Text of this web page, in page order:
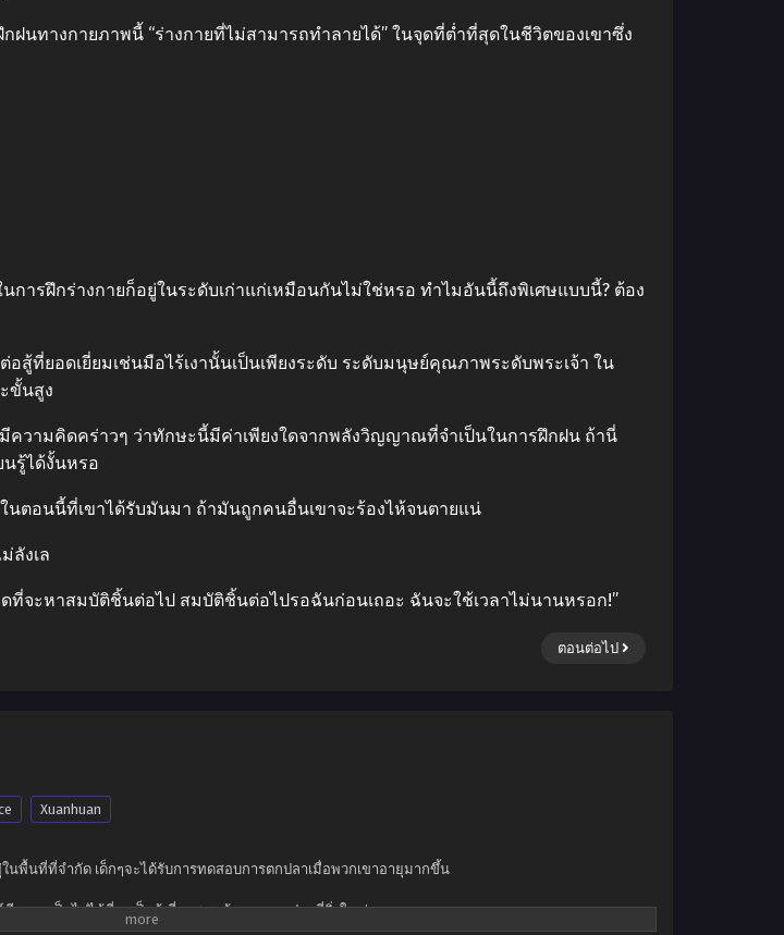
ฝนทางกายภาพนี้ “ร่างกายที่ไม่สามารถทำลายได้” ในจุดที่ต่ำที่สุดในชีวิตของเขาซึ่ง
การฝึกร่างกายก็อยู่ในระดับเก่าแก่เหมือนกันไม่ใช่หรอ ทำไมอันนี้ถึงพิเศษแบบนี้? ต้อง
ที่ยอดเยี่ยมเช่นมือไร้เงานั้นเป็นเพียงระดับ ระดับมนุษย์คุณภาพระดับพระเจ้า ใน
ขั้นสูง
ความคิดคร่าวๆ ว่าทักษะนี้มีค่าเพียงใดจากพลังวิญญาณที่จำเป็นในการฝึกฝน ถ้านี่
รู้ได้งั้นหรอ
ตอนนี้ที่เขาได้รับมันมา ถ้ามันถูกคนอื่นเขาจะร้องไห้จนตายแน่
ลังเล
ที่จะหาสมบัติชิ้นต่อไป สมบัติชิ้นต่อไปรอฉันก่อนเถอะ ฉันจะใช้เวลาไม่นานหรอก!”
ตอนต่อไป
Xuanhuan
พื้นที่ที่จำกัด เด็กๆจะได้รับการทดสอบการตกปลาเมื่อพวกเขาอายุมากขึ้น
ความเป็นไปได้ที่จะเป็นผู้เชี่ยวชาญด้านการตกปลาที่ยิ่งใหญ่